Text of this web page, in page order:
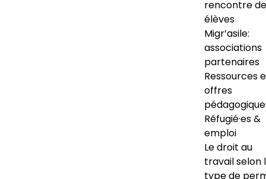
rencontre
élèves
Migr’asile:
associations
partenaires
Ressources
offres
Réfugié·es &
emploi
Le droit au
travail selon
type de